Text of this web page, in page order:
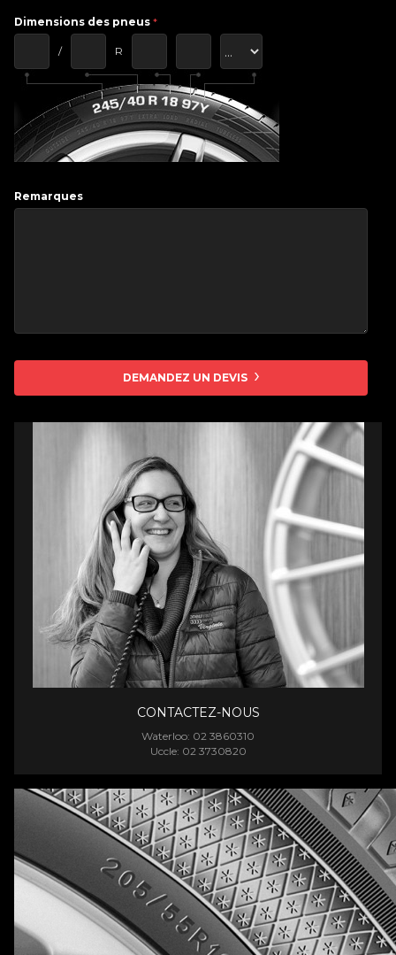
Dimensions des pneus *
/ R
Remarques
DEMANDEZ UN DEVIS
CONTACTEZ-NOUS
Waterloo: 02 3860310
Uccle: 02 3730820